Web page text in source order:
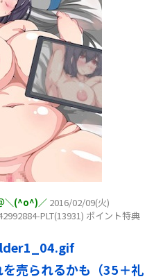
＼(^o^)／ 2016/02/09(火)
PLT(13931) ポイント特典
売られるかも（35＋礼